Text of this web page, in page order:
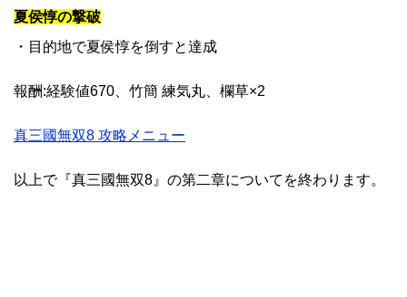
夏侯惇の撃破
・目的地で夏侯惇を倒すと達成
報酬:経験値670、竹簡 練気丸、欄草×2
真三國無双8 攻略メニュー
以上で『真三國無双8』の第二章についてを終わります。